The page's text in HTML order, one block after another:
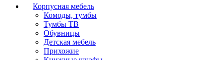
Корпусная мебель
Комоды, тумбы
Тумбы ТВ
Обувницы
Детская мебель
Прихожие